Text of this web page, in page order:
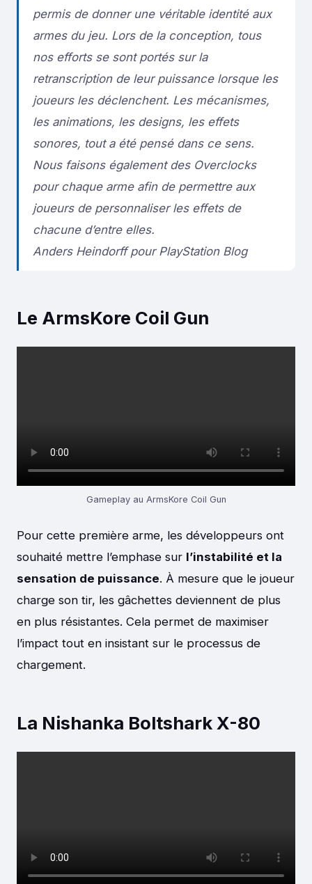
permis de donner une véritable identité aux
armes du jeu. Lors de la conception, tous
nos efforts se sont portés sur la
retranscription de leur puissance lorsque les
joueurs les déclenchent. Les mécanismes,
les animations, les designs, les effets
sonores, tout a été pensé dans ce sens.
Nous faisons également des Overclocks
pour chaque arme afin de permettre aux
joueurs de personnaliser les effets de
chacune d’entre elles.
Anders Heindorff pour PlayStation Blog
Le ArmsKore Coil Gun
Gameplay au ArmsKore Coil Gun
Pour cette première arme, les développeurs ont
souhaité mettre l’emphase sur l’instabilité et la
sensation de puissance. À mesure que le joueur
charge son tir, les gâchettes deviennent de plus
en plus résistantes. Cela permet de maximiser
l’impact tout en insistant sur le processus de
chargement.
La Nishanka Boltshark X-80